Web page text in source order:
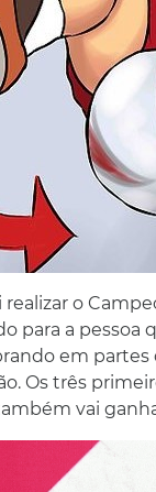
realizar o
para a
em
Os três
vai